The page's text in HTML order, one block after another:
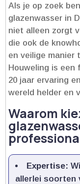
Als je op zoek
glazenwasser in
niet alleen zorgt
die ook de
en veilige manier
Houweling is een
20 jaar ervaring
wereld helder en
Waarom
Expertise:
allerlei soorten